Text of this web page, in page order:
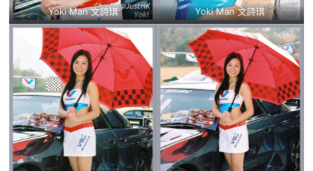
Yoki Man 文詩琪 Yoki Man 文詩琪